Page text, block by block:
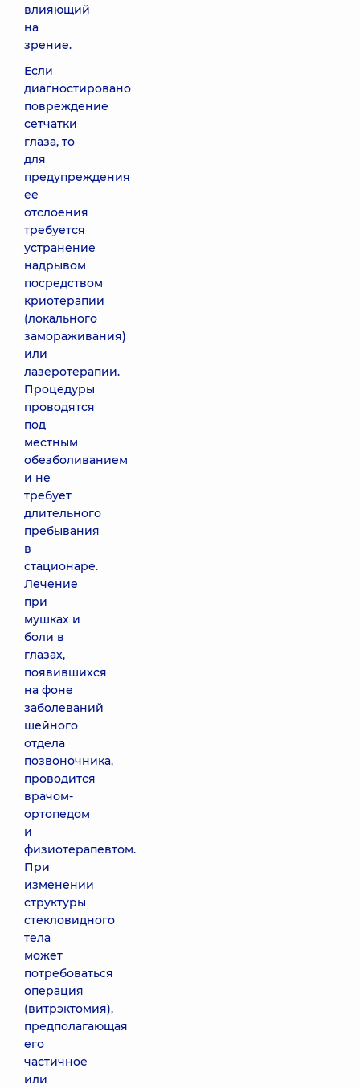
влияющий
на
зрение.
Если
диагностировано
повреждение
сетчатки
глаза, то
для
предупреждения
ее
отслоения
требуется
устранение
надрывом
посредством
криотерапии
(локального
замораживания)
или
лазеротерапии.
Процедуры
проводятся
под
местным
обезболиванием
и не
требует
длительного
пребывания
в
стационаре.
Лечение
при
мушках и
боли в
глазах,
появившихся
на фоне
заболеваний
шейного
отдела
позвоночника,
проводится
врачом-
ортопедом
и
физиотерапевтом.
При
изменении
структуры
стекловидного
тела
может
потребоваться
операция
(витрэктомия),
предполагающая
его
частичное
или